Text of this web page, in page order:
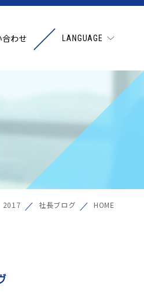
合わせ LANGUAGE
HOME
社長ブログ
2017